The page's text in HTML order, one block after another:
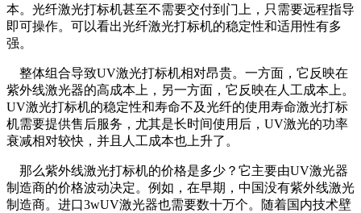
本。光纤激光打标机甚至不需要交付到门上，只需要远程指导
即可操作。可以看出光纤激光打标机的稳定性和适用性有多
强。
整体组合导致UV激光打标机相对昂贵。一方面，它反映在
紫外线激光器的高成本上，另一方面，它反映在人工成本上。
UV激光打标机的稳定性和寿命不及光纤的使用寿命激光打标
机需要提供售后服务，尤其是长时间使用后，UV激光的功率
衰减相对较快，并且人工成本也上升了。
那么紫外线激光打标机的价格是多少？它主要由UV激光器
制造商的价格波动决定。例如，在早期，中国没有紫外线激光
制造商。进口3wUV激光器也需要数十万个。随着国内技术壁